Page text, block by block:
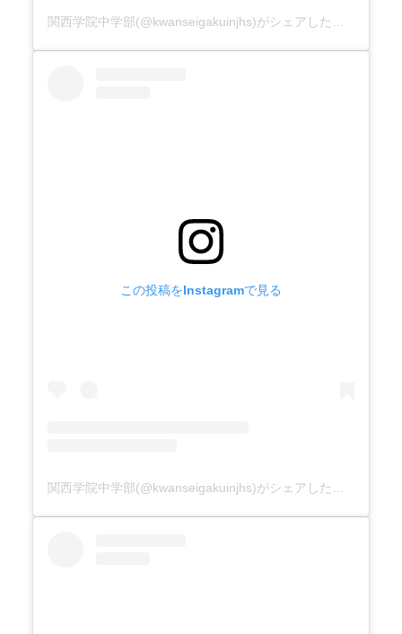
関西学院中学部(@kwanseigakuinjhs)がシェアした投稿
この投稿をInstagramで見る